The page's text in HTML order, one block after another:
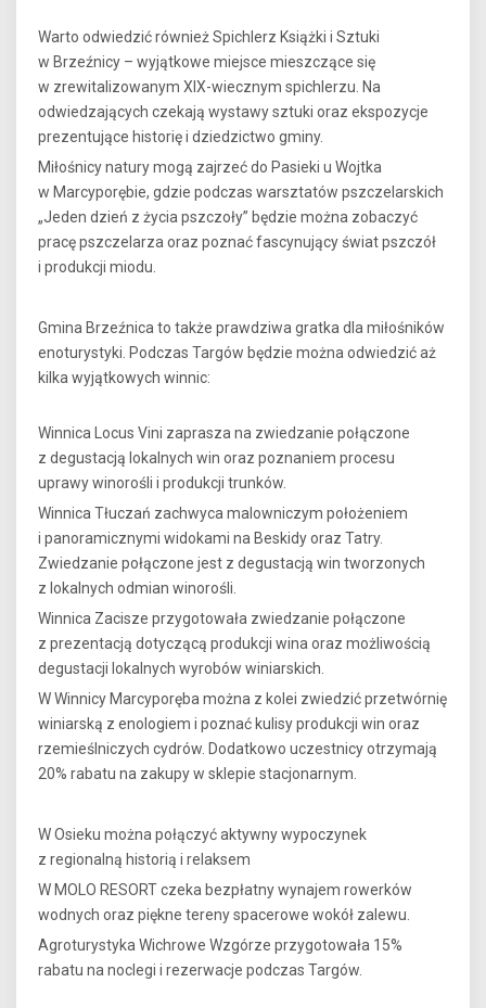
Warto odwiedzić również Spichlerz Książki i Sztuki
w Brzeźnicy – wyjątkowe miejsce mieszczące się
w zrewitalizowanym XIX-wiecznym spichlerzu. Na
odwiedzających czekają wystawy sztuki oraz ekspozycje
prezentujące historię i dziedzictwo gminy.
Miłośnicy natury mogą zajrzeć do Pasieki u Wojtka
w Marcyporębie, gdzie podczas warsztatów pszczelarskich
„Jeden dzień z życia pszczoły” będzie można zobaczyć
pracę pszczelarza oraz poznać fascynujący świat pszczół
i produkcji miodu.
Gmina Brzeźnica to także prawdziwa gratka dla miłośników
enoturystyki. Podczas Targów będzie można odwiedzić aż
kilka wyjątkowych winnic:
Winnica Locus Vini zaprasza na zwiedzanie połączone
z degustacją lokalnych win oraz poznaniem procesu
uprawy winorośli i produkcji trunków.
Winnica Tłuczań zachwyca malowniczym położeniem
i panoramicznymi widokami na Beskidy oraz Tatry.
Zwiedzanie połączone jest z degustacją win tworzonych
z lokalnych odmian winorośli.
Winnica Zacisze przygotowała zwiedzanie połączone
z prezentacją dotyczącą produkcji wina oraz możliwością
degustacji lokalnych wyrobów winiarskich.
W Winnicy Marcyporęba można z kolei zwiedzić przetwórnię
winiarską z enologiem i poznać kulisy produkcji win oraz
rzemieślniczych cydrów. Dodatkowo uczestnicy otrzymają
20% rabatu na zakupy w sklepie stacjonarnym.
W Osieku można połączyć aktywny wypoczynek
z regionalną historią i relaksem
W MOLO RESORT czeka bezpłatny wynajem rowerków
wodnych oraz piękne tereny spacerowe wokół zalewu.
Agroturystyka Wichrowe Wzgórze przygotowała 15%
rabatu na noclegi i rezerwacje podczas Targów.